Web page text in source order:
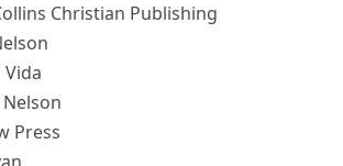
Christian Publishing
Press